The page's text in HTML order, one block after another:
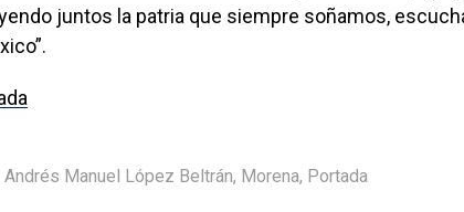
juntos la patria que siempre soñamos,
Andrés Manuel López Beltrán, Morena, Portada